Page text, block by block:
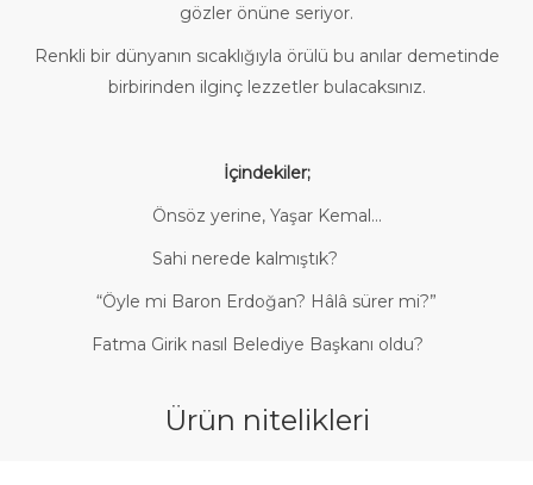
gözler önüne seriyor.
Renkli bir dünyanın sıcaklığıyla örülü bu anılar demetinde
birbirinden ilginç lezzetler bulacaksınız.
İçindekiler;
Önsöz yerine, Yaşar Kemal...
Sahi nerede kalmıştık?
“Öyle mi Baron Erdoğan? Hâlâ sürer mi?”
Fatma Girik nasıl Belediye Başkanı oldu?
Ürün nitelikleri